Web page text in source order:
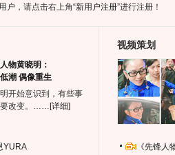
户，请点击右上角“新用户注册”进行注册！
物黄晓明：
潮 偶像重生
开始意识到，有些事
要改变。…… [详细]
YURA
视频策划
《先锋